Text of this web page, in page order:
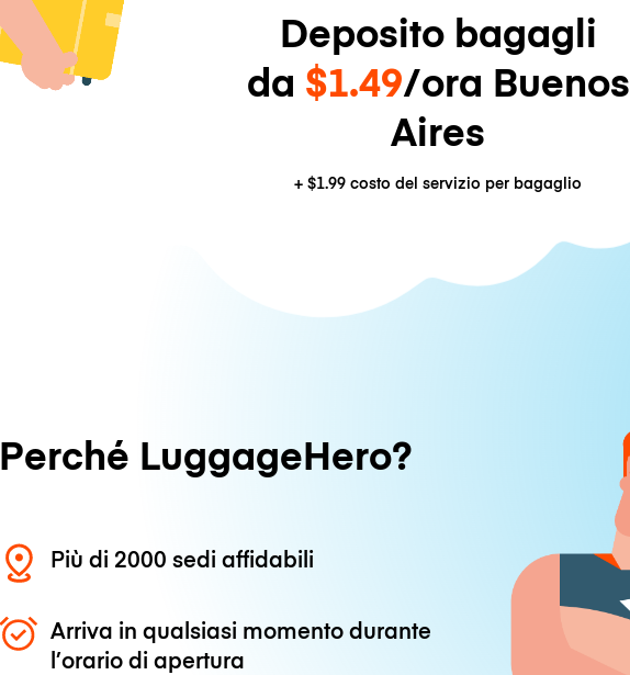
Deposito bagagli
da $1.49/ora Buenos
Aires
+ $1.99 costo del servizio per bagaglio
Perché LuggageHero?
Più di 2000 sedi affidabili
Arriva in qualsiasi momento durante
l’orario di apertura